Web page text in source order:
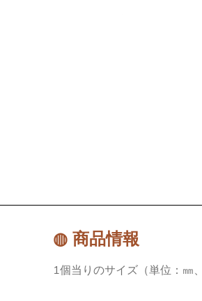
◍ 商品情報
1個当りのサイズ（単位：㎜